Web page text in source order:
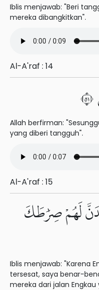
Iblis menjawab: "Beri
mereka dibangkitkan".
Al-A'raf : 14
Allah berfirman:
yang diberi tangguh".
Al-A'raf : 15
لَهُمْ صِرَٰطَكَ
Iblis menjawab: "Karena
tersesat, saya benar-
mereka dari jalan Engkau